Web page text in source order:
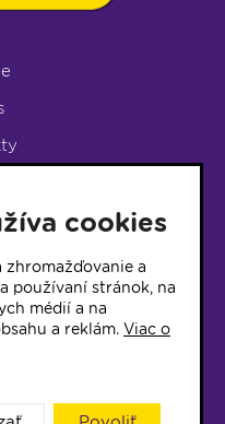
práva vyhradené
cookies
zhromažďovanie a
používaní stránok, na
médií a na
a reklám. Viac o